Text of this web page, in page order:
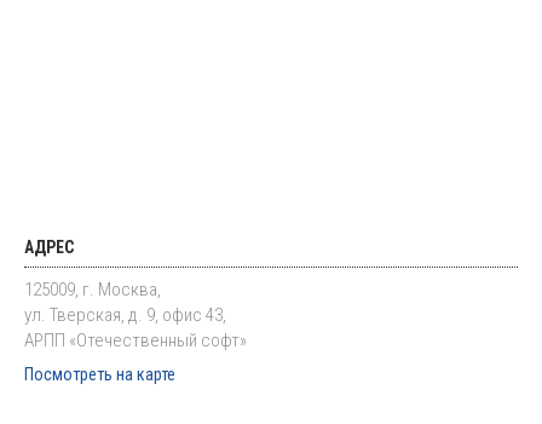
АДРЕС
125009, г. Москва,
ул. Тверская, д. 9, офис 43,
АРПП «Отечественный софт»
Посмотреть на карте